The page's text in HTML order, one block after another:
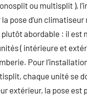
ou multisplit ),
pose d’un climatiseur
plutôt abordable : il est
( intérieure et
Pour l’installation
chaque unité se
extérieur, la pose est